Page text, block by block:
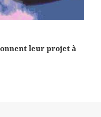
leur projet à
Starlink à Gravelines et